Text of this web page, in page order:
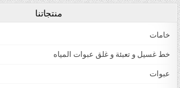
منتجاتنا
خامات
خط غسيل و تعبئة و غلق عبوات المياه
عبوات